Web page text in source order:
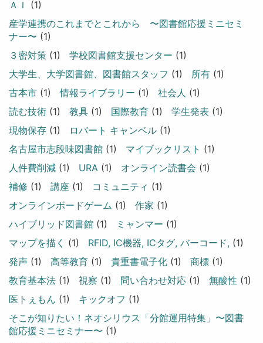
ＡＩ
(1)
産学連携のこれまでとこれから 〜図書館応援ミニセミ
ナー〜 (1)
３密対策(1) 学校図書館支援センター (1)
大学生、大学図書館、図書館スタッフ (1) 所有(1)
古本市(1) 情報ライブラリー (1) 社会人 (1)
読む技術(1) 教具(1) 国際教育(1) 学生発表 (1)
現物保存(1) ロバート キャンベル(1)
名古屋市志段味図書館(1) マイブックリスト (1)
人件費削減(1) URA(1) オンライン読書会 (1)
補修 (1) 講座 (1) コミュニティ (1)
オンラインボードゲーム (1) 作家 (1)
ハイブリッド図書館(1) ミャンマー (1)
マップを描く (1) RFID, IC機器, ICタグ, バーコード, (1)
発声(1) 高等教育(1) 貴重書電子化(1) 商標(1)
教育基本法(1) 視察 (1) 問い合わせ対応(1) 無酸性 (1)
医トぇもん (1) キックオフ (1)
そこが知りたい！ネオシリウス「分館運用特集」〜図書
館応援ミニセミナー〜 (1)